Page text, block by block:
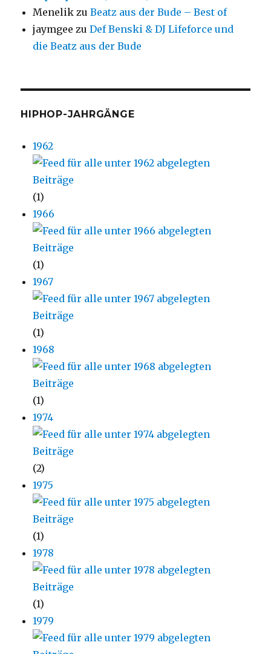
Menelik zuBeatz aus der Bude – Best of
jaymgee zuDef Benski & DJ Lifeforce und
die Beatz aus der Bude
HIPHOP-JAHRGÄNGE
1962
(1)
1966
(1)
1967
(1)
1968
(1)
1974
(2)
1975
(1)
1978
(1)
1979